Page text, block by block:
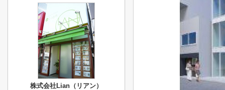
株式会社Lian（リアン）